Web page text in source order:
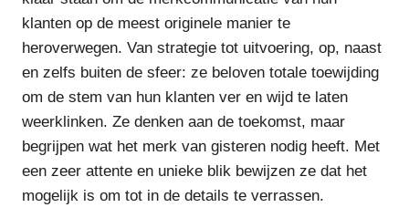
klanten op de meest originele manier te
heroverwegen. Van strategie tot uitvoering, op, naast
en zelfs buiten de sfeer: ze beloven totale toewijding
om de stem van hun klanten ver en wijd te laten
weerklinken. Ze denken aan de toekomst, maar
begrijpen wat het merk van gisteren nodig heeft. Met
een zeer attente en unieke blik bewijzen ze dat het
mogelijk is om tot in de details te verrassen.